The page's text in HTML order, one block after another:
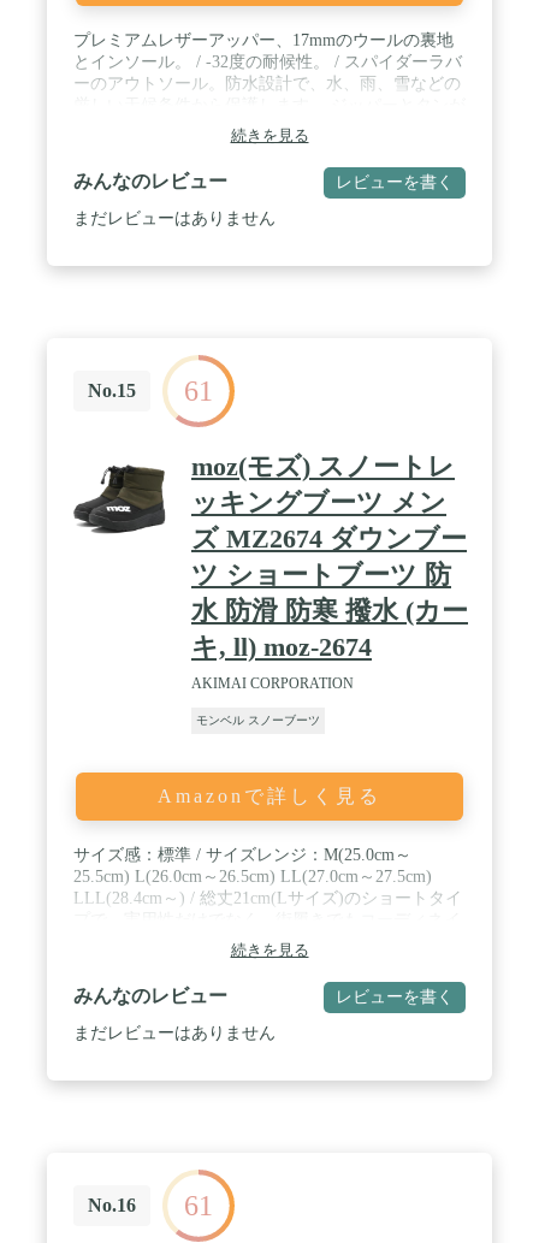
プレミアムレザーアッパー、17mmのウールの裏地
とインソール。 / -32度の耐候性。 / スパイダーラバ
ーのアウトソール。防水設計で、水、雨、雪などの
マチ付き、撥水コーティングが施されています。 /
吸湿性のないナイロンレースとシャフトの高さ7イ
ンチ。 / 今度は女性特有のラストに
続きを見る
みんなのレビュー レビューを書く
まだレビューはありません
No.15 61
moz(モズ) スノートレ
ッキングブーツ メン
ズ MZ2674 ダウンブー
ツ ショートブーツ 防
水 防滑 防寒 撥水 (カー
キ, ll) moz-2674
AKIMAI CORPORATION
モンベル スノーブーツ
Amazonで詳しく見る
サイズ感：標準 / サイズレンジ：M(25.0cm～
25.5cm) L(26.0cm～26.5cm) LL(27.0cm～27.5cm)
LLL(28.4cm～) / 総丈21cm(Lサイズ)のショートタイ
トしやすく、おすすめです / 本体のアッパー撥水加
工に加え、接地面より4cm6時間防水仕様も追加し、
冬の冷たい水から足をガード。 中綿の本体に裏地は
フリース素材で防寒対策もばっちり。 防滑ソールを
装備し、滑りやすいコンディションの路面でも歩行
続きを見る
みんなのレビュー レビューを書く
まだレビューはありません
No.16 61